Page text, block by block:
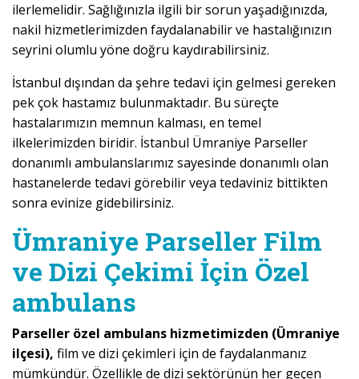
ilerlemelidir. Sağlığınızla ilgili bir sorun yaşadığınızda,
nakil hizmetlerimizden faydalanabilir ve hastalığınızın
seyrini olumlu yöne doğru kaydırabilirsiniz.
İstanbul dışından da şehre tedavi için gelmesi gereken
pek çok hastamız bulunmaktadır. Bu süreçte
hastalarımızın memnun kalması, en temel
ilkelerimizden biridir. İstanbul Ümraniye Parseller
donanımlı ambulanslarımız sayesinde donanımlı olan
hastanelerde tedavi görebilir veya tedaviniz bittikten
sonra evinize gidebilirsiniz.
Ümraniye Parseller Film
ve Dizi Çekimi İçin Özel
ambulans
Parseller özel ambulans hizmetimizden (Ümraniye
ilçesi), film ve dizi çekimleri için de faydalanmanız
mümkündür. Özellikle de dizi sektörünün her geçen